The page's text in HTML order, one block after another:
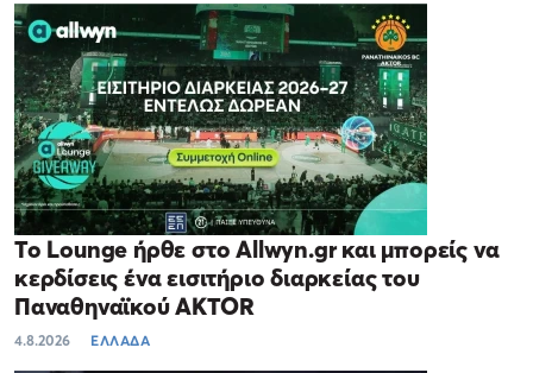
Το Lounge ήρθε στο Allwyn.gr και μπορείς να
κερδίσεις ένα εισιτήριο διαρκείας του
Παναθηναϊκού AKTOR
4.8.2026 ΕΛΛΑΔΑ